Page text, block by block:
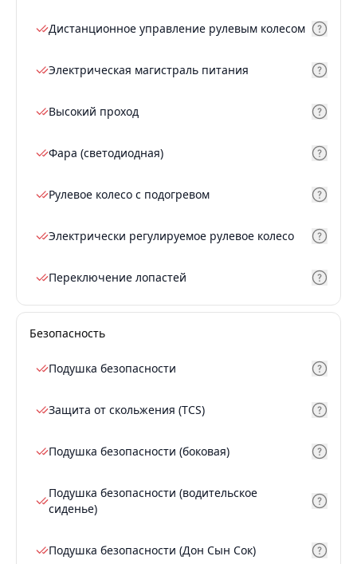
Дистанционное управление рулевым колесом
Электрическая магистраль питания
Высокий проход
Фара (светодиодная)
Рулевое колесо с подогревом
Электрически регулируемое рулевое колесо
Переключение лопастей
Безопасность
Подушка безопасности
Защита от скольжения (TCS)
Подушка безопасности (боковая)
Подушка безопасности (водительское
сиденье)
Подушка безопасности (Дон Сын Сок)